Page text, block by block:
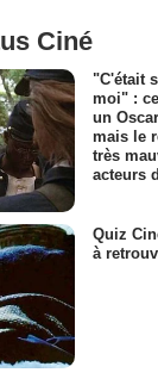
Ciné
"C'était
moi" :
un
mais le
très
acteurs
Quiz
à